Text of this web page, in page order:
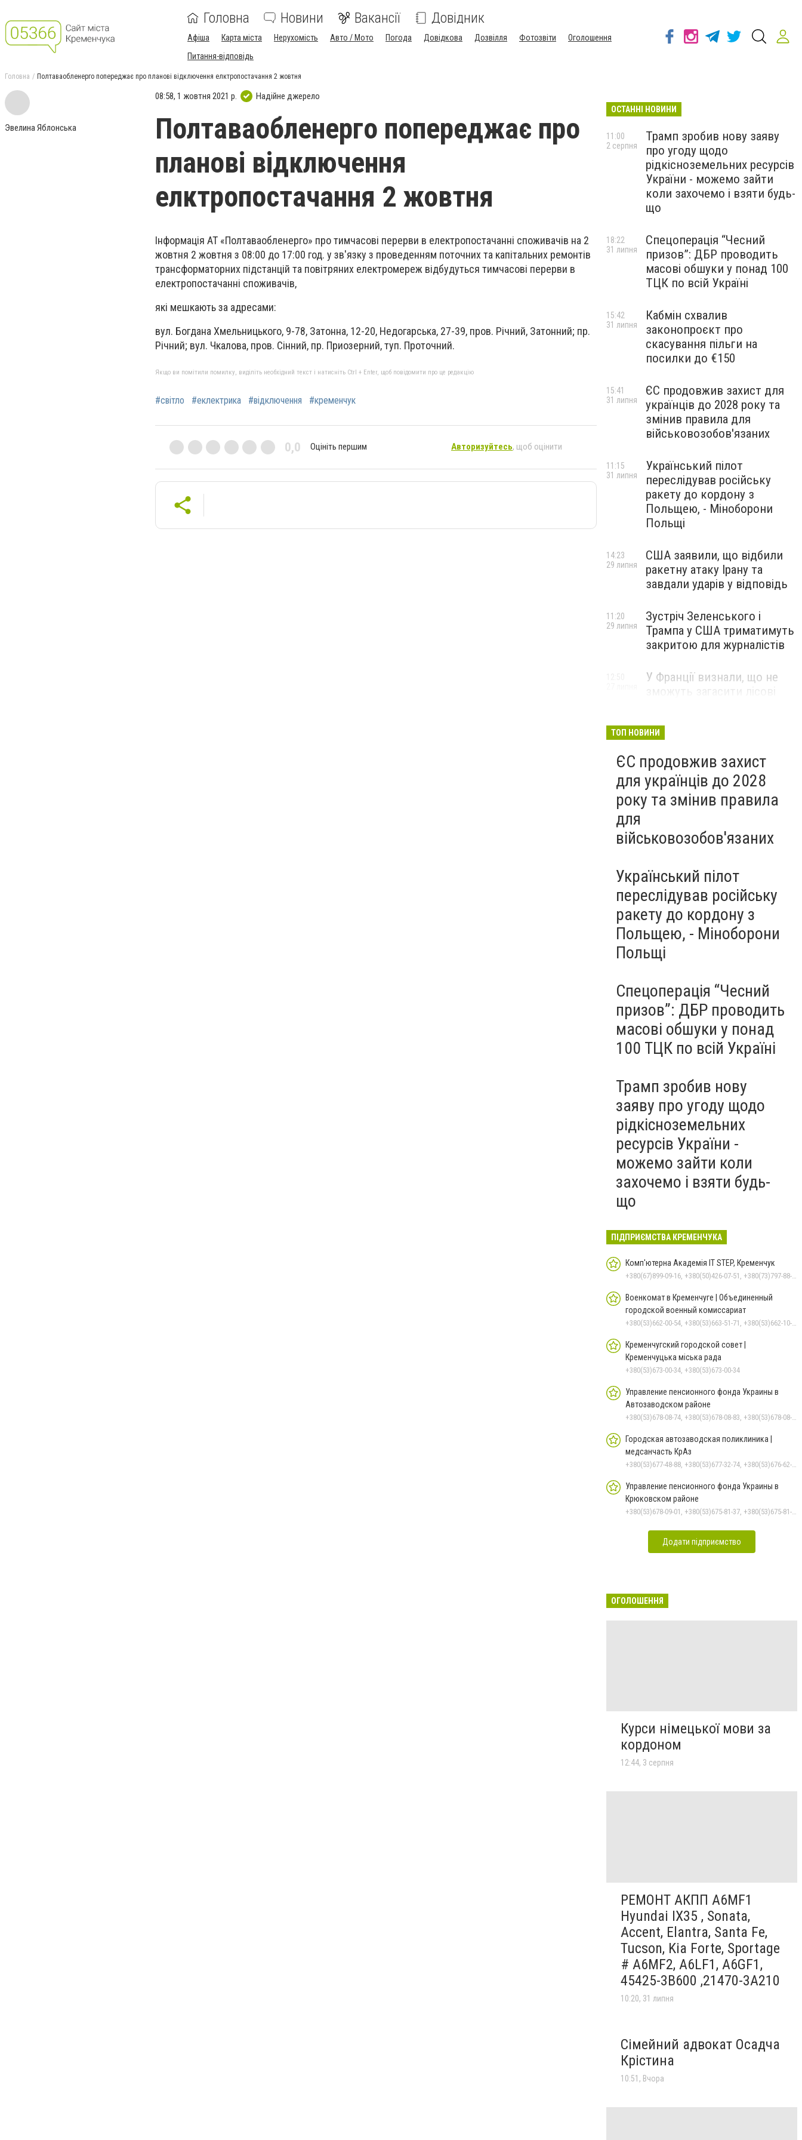
Головна Новини Вакансії Довідник
Афіша Карта міста Нерухомість Авто / Мото Погода Довідкова Дозвілля Фотозвіти
Оголошення
Питання-відповідь
Головна Полтаваобленерго попереджає про планові відключення елктропостачання 2 жовтня
Эвелина Яблонська
08:58, 1 жовтня 2021 р. Надійне джерело
Полтаваобленерго попереджає про
планові відключення
елктропостачання 2 жовтня
Інформація АТ «Полтаваобленерго» про тимчасові перерви в електропостачанні споживачів на 2
жовтня 2 жовтня з 08:00 до 17:00 год. у зв'язку з проведенням поточних та капітальних ремонтів
трансформаторних підстанцій та повітряних електромереж відбудуться тимчасові перерви в
електропостачанні споживачів,
які мешкають за адресами:
вул. Богдана Хмельницького, 9-78, Затонна, 12-20, Недогарська, 27-39, пров. Річний, Затонний; пр.
Річний; вул. Чкалова, пров. Сінний, пр. Приозерний, туп. Проточний.
Якщо ви помітили помилку, виділіть необхідний текст і натисніть Ctrl + Enter, щоб повідомити про це редакцію
#світло #еклектрика #відключення #кременчук
0,0 Оцініть першим Авторизуйтесь, щоб оцінити
ОСТАННІ НОВИНИ
Трамп зробив нову заяву
про угоду щодо
рідкісноземельних ресурсів
України - можемо зайти
коли захочемо і взяти будь-
що
11:00
2 серпня
Спецоперація “Чесний
призов”: ДБР проводить
масові обшуки у понад 100
ТЦК по всій Україні
18:22
31 липня
Кабмін схвалив
законопроєкт про
скасування пільги на
посилки до €150
15:42
31 липня
ЄС продовжив захист для
українців до 2028 року та
змінив правила для
військовозобов'язаних
15:41
31 липня
Український пілот
переслідував російську
ракету до кордону з
Польщею, - Міноборони
Польщі
11:15
31 липня
США заявили, що відбили
ракетну атаку Ірану та
завдали ударів у відповідь
14:23
29 липня
Зустріч Зеленського і
Трампа у США триматимуть
закритою для журналістів
11:20
29 липня
У Франції визнали, що не
ТОП НОВИНИ
ЄС продовжив захист
для українців до 2028
року та змінив правила
для
військовозобов'язаних
Український пілот
переслідував російську
ракету до кордону з
Польщею, - Міноборони
Польщі
Спецоперація “Чесний
призов”: ДБР проводить
масові обшуки у понад
100 ТЦК по всій Україні
Трамп зробив нову
заяву про угоду щодо
рідкісноземельних
ресурсів України -
можемо зайти коли
захочемо і взяти будь-
що
ПІДПРИЄМСТВА КРЕМЕНЧУКА
Комп'ютерна Академія IT STEP, Кременчук
+380(67)899-09-16, +380(50)426-07-51, +380(73)797-88-17
Военкомат в Кременчуге | Объединенный
городской военный комиссариат
+380(53)662-00-54, +380(53)663-51-71, +380(53)662-10-35
Кременчугский городской совет |
Кременчуцька міська рада
+380(53)673-00-34, +380(53)673-00-34
Управление пенсионного фонда Украины в
Автозаводском районе
+380(53)678-08-74, +380(53)678-08-83, +380(53)678-08-41, +380(53)678-08-86, +380(53)678-09-05
Городская автозаводская поликлиника |
медсанчасть КрАз
+380(53)677-48-88, +380(53)677-32-74, +380(53)676-62-99, +380536766187
Управление пенсионного фонда Украины в
Крюковском районе
+380(53)678-09-01, +380(53)675-81-37, +380(53)675-81-32, +380(53)675-81-40, +380(53)675-81-33, +380(53)675-81-38, +380(53)675-81-31, +380(53)678-08-87
Додати підприємство
ОГОЛОШЕННЯ
Курси німецької мови за
кордоном
12:44, 3 серпня
РЕМОНТ АКПП A6MF1
Hyundai IX35 , Sonata,
Accent, Elantra, Santa Fe,
Tucson, Kia Forte, Sportage
# A6MF2, A6LF1, A6GF1,
45425-3B600 ,21470-3A210
10:20, 31 липня
Сімейний адвокат Осадча
Крістина
10:51, Вчора